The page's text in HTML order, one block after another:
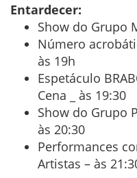
Entardecer:
Show do Grupo
Número
às 19h
Espetáculo
Cena _ às 19:30
Show do Grupo
às 20:30
Performances
Artistas – às